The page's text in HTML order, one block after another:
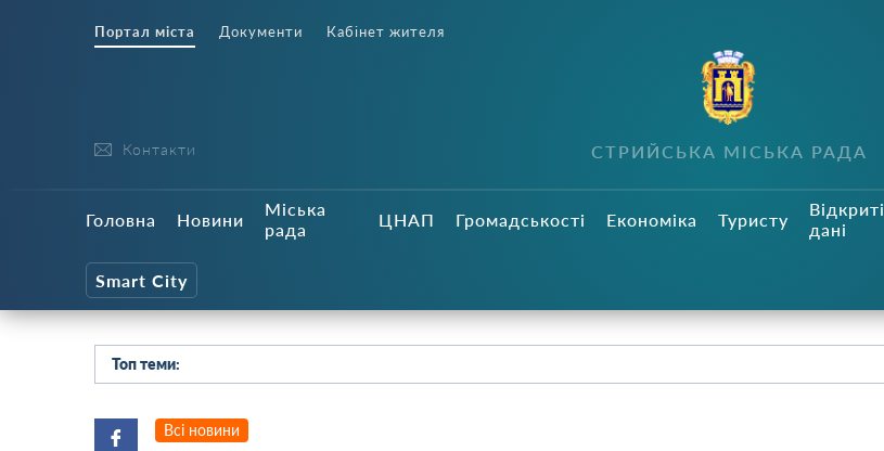
Портал міста Документи Кабінет жителя
Контакти СТРИЙСЬКА МІСЬКА РАДА
Головна Новини
Міська
рада
ЦНАП Громадськості Економіка Туристу
Відкриті
дані
Smart City
Топ теми:
Всі новини